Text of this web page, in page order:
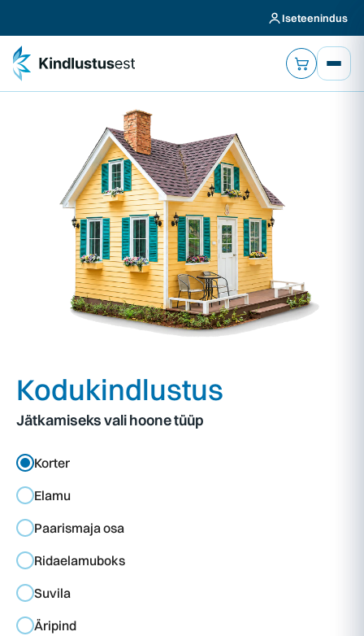
Iseteenindus
Kodukindlustus
Jätkamiseks vali hoone tüüp
Korter
Elamu
Paarismaja osa
Ridaelamuboks
Suvila
Äripind